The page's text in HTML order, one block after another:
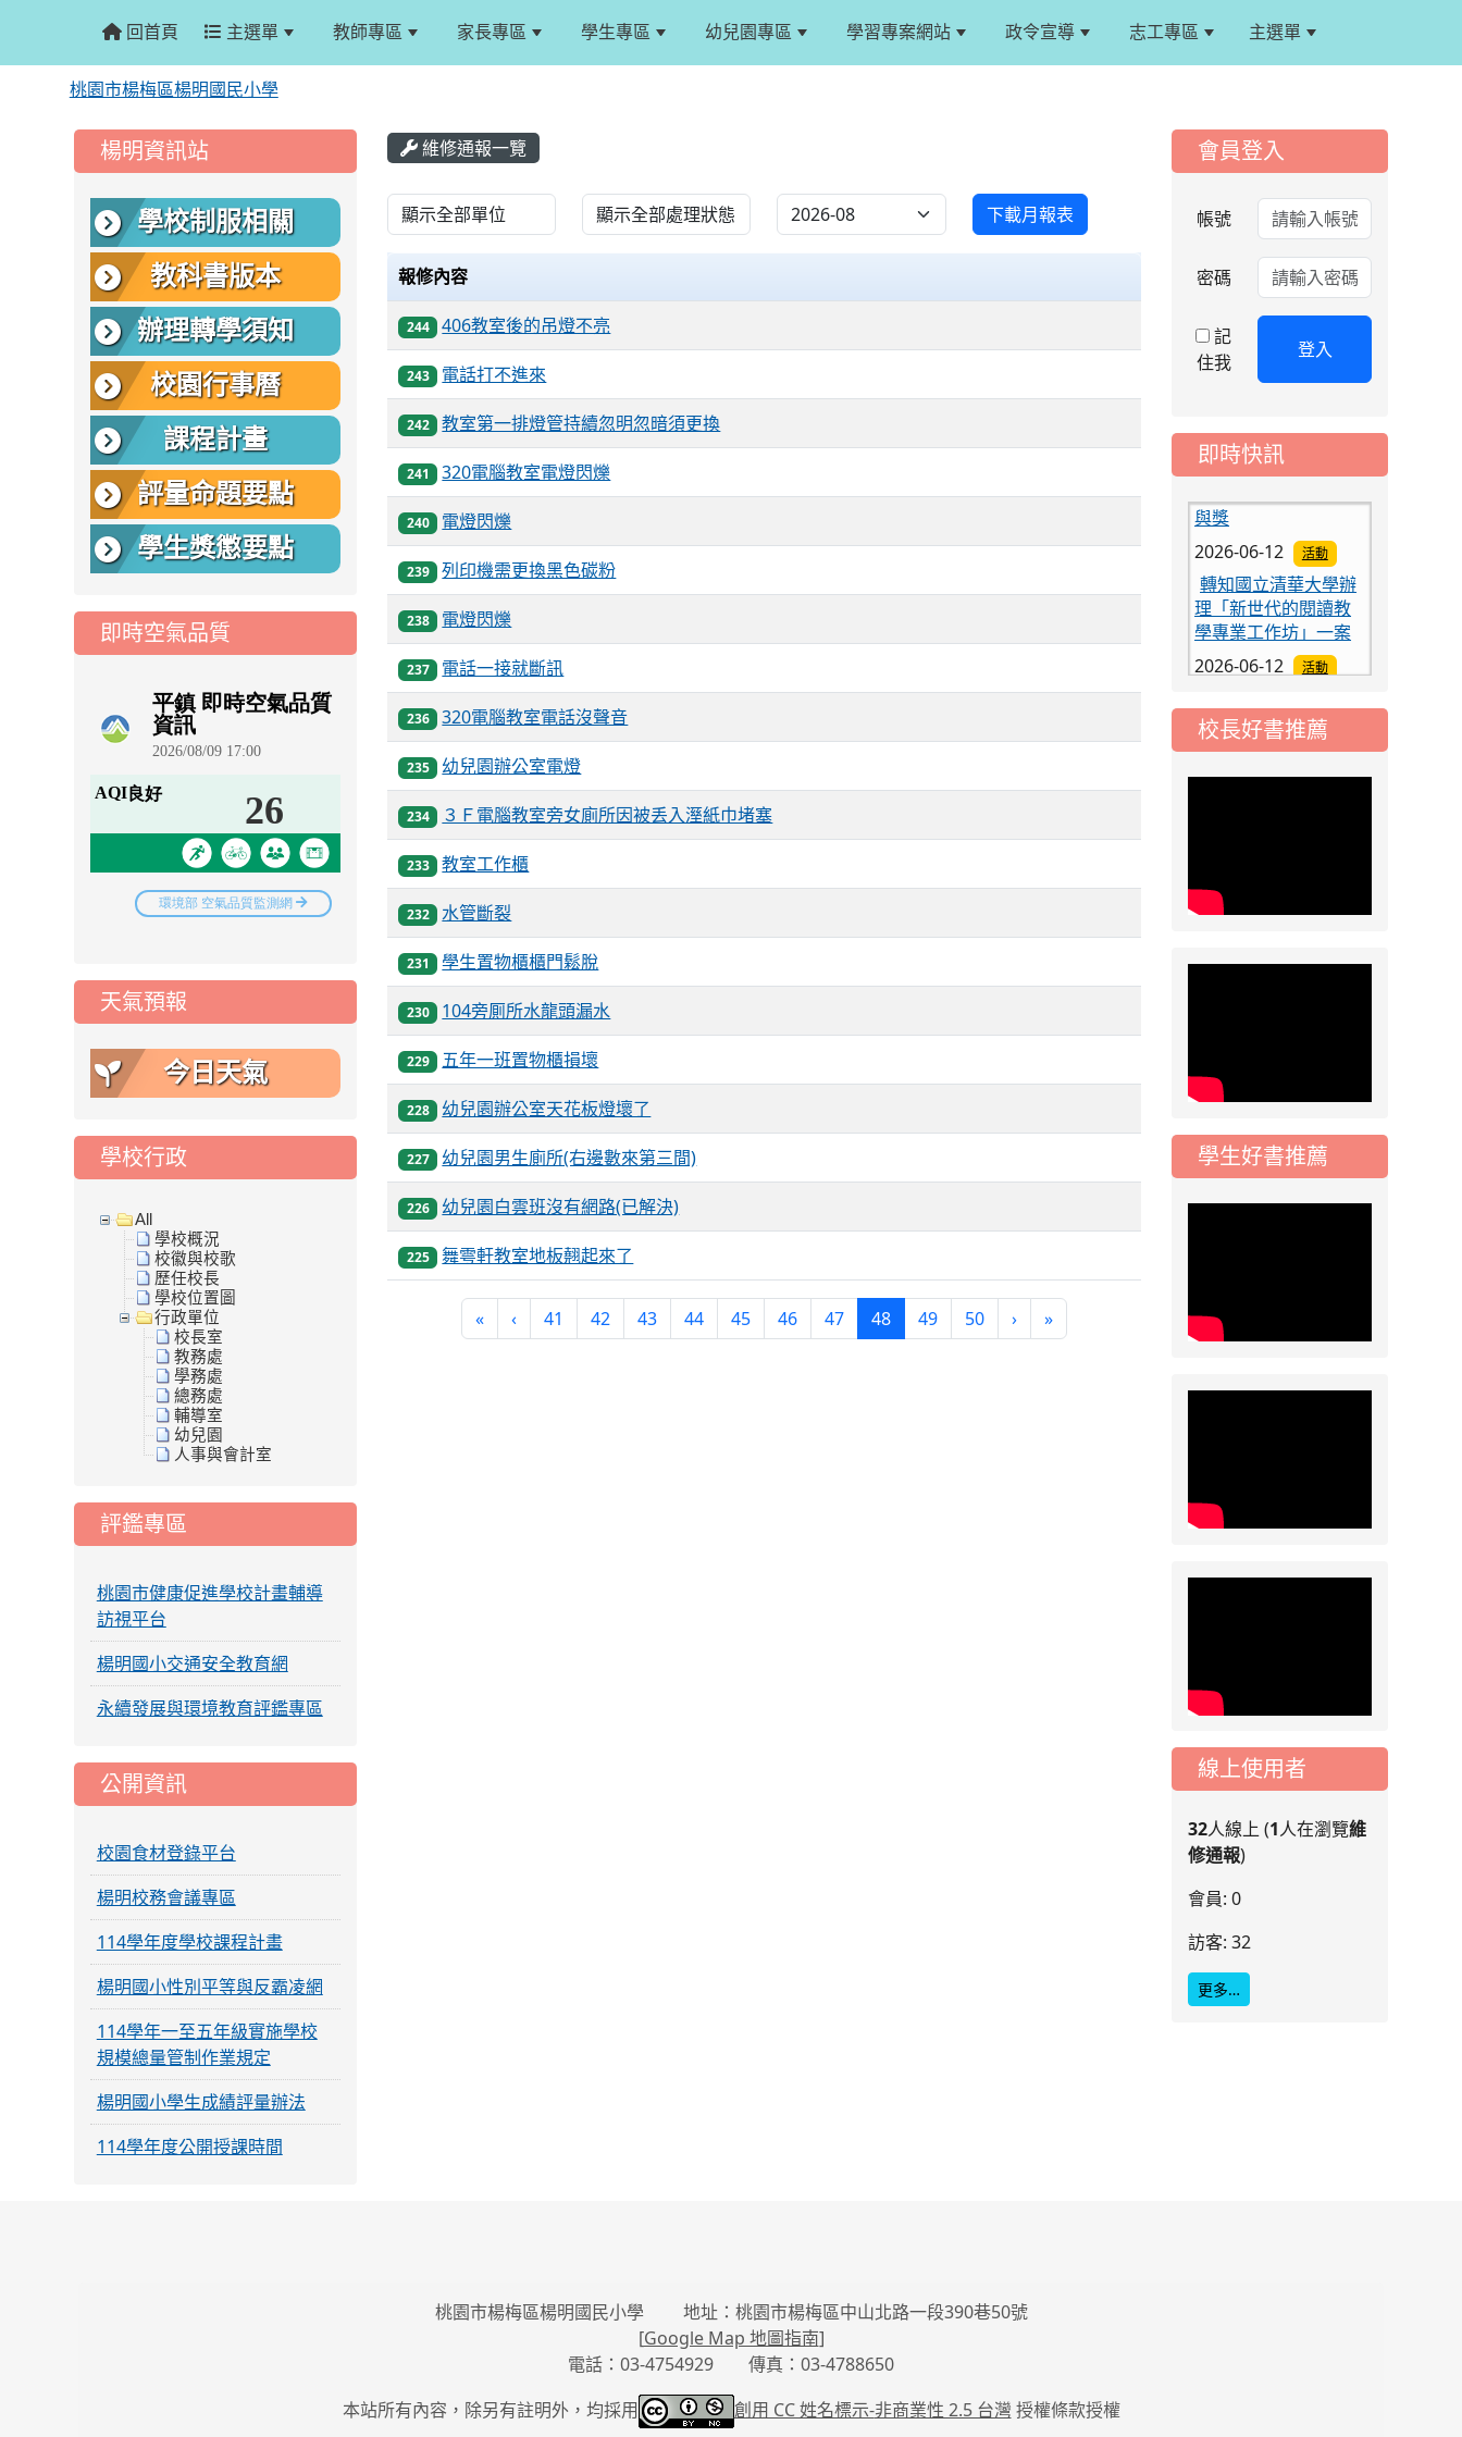
回首頁 主選單 教師專區 家長專區 學生專區 幼兒園專區 學習專案網站 政令宣導 志工專區 主選單
桃園市楊梅區楊明國民小學
維修通報一覽
List Repair 下載月報表
報修內容
244 406教室後的吊燈不亮
243 電話打不進來
242 教室第一排燈管持續忽明忽暗須更換
241 320電腦教室電燈閃爍
240 電燈閃爍
239 列印機需更換黑色碳粉
238 電燈閃爍
237 電話一接就斷訊
236 320電腦教室電話沒聲音
235 幼兒園辦公室電燈
234 ３Ｆ電腦教室旁女廁所因被丢入溼紙巾堵塞
233 教室工作櫃
232 水管斷裂
231 學生置物櫃櫃門鬆脫
230 104旁厠所水龍頭漏水
229 五年一班置物櫃損壞
228 幼兒園辦公室天花板燈壞了
227 幼兒園男生廁所(右邊數來第三間)
226 幼兒園白雲班沒有網路(已解決)
225 舞雩軒教室地板翹起來了
« ‹ 41 42 43 44 45 46 47 48(current)
49 50 › »
::: 楊明資訊站
學校制服相關
教科書版本
辦理轉學須知
校園行事曆
課程計畫
評量命題要點
學生獎懲要點
即時空氣品質
天氣預報
今日天氣
學校行政
All
學校概況
校徽與校歌
歷任校長
學校位置圖
行政單位
校長室
教務處
學務處
總務處
輔導室
幼兒園
人事與會計室
評鑑專區
桃園市健康促進學校計畫輔導
訪視平台
楊明國小交通安全教育網
永續發展與環境教育評鑑專區
公開資訊
校園食材登錄平台
楊明校務會議專區
114學年度學校課程計畫
楊明國小性別平等與反霸凌網
114學年一至五年級實施學校
規模總量管制作業規定
楊明國小學生成績評量辦法
114學年度公開授課時間
::: 會員登入
帳號
密碼
記
住我
登入
即時快訊
2026-06-12
小主播夏令營」
「紙風車368鄉鎮市
區兒童藝術工程－永
續啟航」兒童戲劇
2026-06-12
文比賽、Ü好攝影徵件
比賽及IUHOW薪傳參
2026-06-12
轉知國立清華大學辦
理「新世代的閱讀教
學專業工作坊」一案
2026-06-12
活動
轉知國立清華大學辦
培訓115學年計畫說明
會」
2026-06-12
活動
「紙風車368鄉鎮市
比賽及IUHOW薪傳參
2026-06-12
活動
轉知國立清華大學辦
理「新世代的閱讀教
理「雙閱讀素養師資
培訓115學年計畫說明
校長好書推薦
學生好書推薦
線上使用者
32人線上 (1人在瀏覽維
修通報)
會員: 0
訪客: 32
更多…
桃園市楊梅區楊明國民小學 地址：桃園市楊梅區中山北路一段390巷50號
[Google Map 地圖指南]
電話：03-4754929 傳真：03-4788650
本站所有內容，除另有註明外，均採用
創用 CC 姓名標示-非商業性 2.5 台灣 授權條款授權